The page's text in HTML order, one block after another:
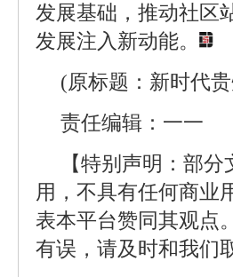
发展基础，推动社区
发展注入新动能。
(原标题：新时代
责任编辑：一一
【特别声明：部
用，不具有任何商业
表本平台赞同其观点
有误，请及时和我们